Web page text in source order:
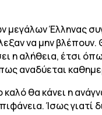
μεγάλων Έλληνας
να μην βλέπουν.
η αλήθεια, έτσι
αναδύεται
θα κάνει η
Ίσως γιατί